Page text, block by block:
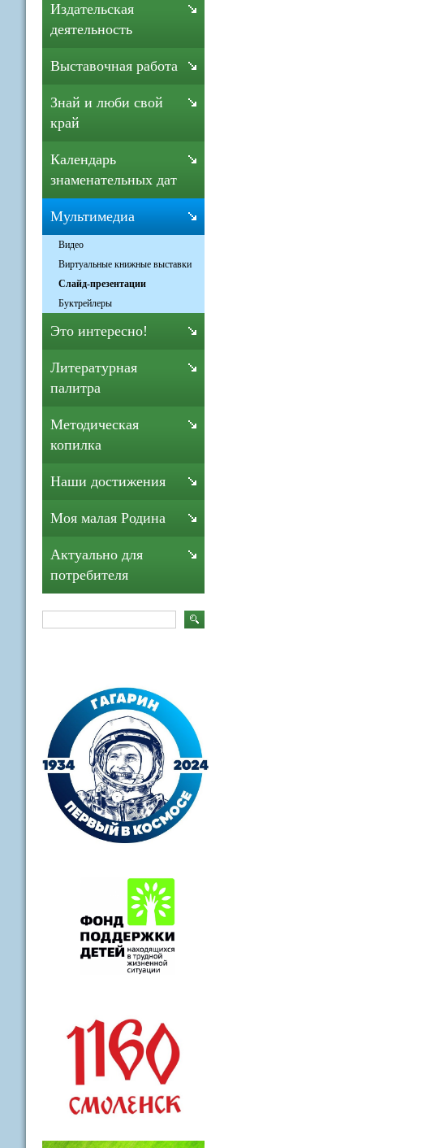
Издательская
деятельность
Выставочная работа
Знай и люби свой
край
Календарь
знаменательных дат
Мультимедиа
Видео
Виртуальные книжные выставки
Слайд-презентации
Буктрейлеры
Это интересно!
Литературная
палитра
Методическая
копилка
Наши достижения
Моя малая Родина
Актуально для
потребителя